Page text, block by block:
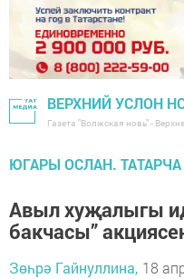
ВЕРХНИЙ УСЛОН
Газета "Волжская новь" -
ЮГАРЫ ОСЛАН. ТАТАРЧА
Авыл хуҗалыгы
бакчасы”
Зөһрә Гайнуллина, 18